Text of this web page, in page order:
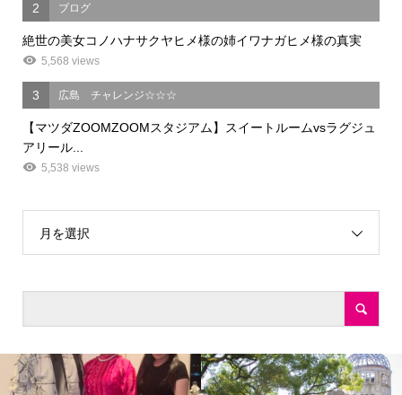
2 ブログ
絶世の美女コノハナサクヤヒメ様の姉イワナガヒメ様の真実
5,568 views
3 広島 チャレンジ☆☆☆
【マツダZOOMZOOMスタジアム】スイートルームvsラグジュ
アリール...
5,538 views
月を選択